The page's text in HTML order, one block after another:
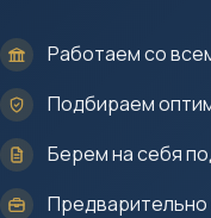
Работаем со
Подбираем
Берем на себя
Предварительно